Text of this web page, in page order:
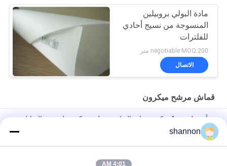
مادة البولي بروبيلين
المنسوجة من نسيج أحادي
للفلترات
negotiable MOQ:200 متر
الاتصال
قماش مرشح ميكرون
ورأى بوليستر 1 ميكرون مادة البولي بروبلين ميكرون لترشيح السائل
قماش مرشح بوليستر ميكرون يعالج بمكونات سيليكون ترشيح سائل
مضاد للكهرباء الساكنة
shannon
4:01 AM